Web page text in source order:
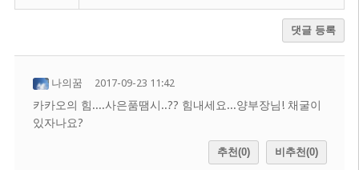
댓글 등록
나의꿈 2017-09-23 11:42
카카오의 힘....사은품땜시..?? 힘내세요...양부장님! 채굴이
있자나요?
추천(0) 비추천(0)